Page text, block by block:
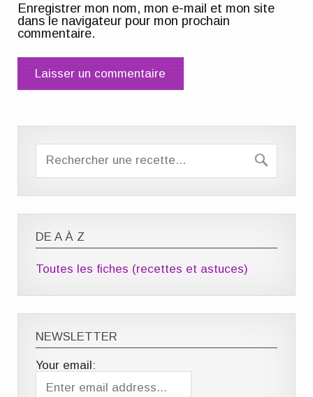
Enregistrer mon nom, mon e-mail et mon site
dans le navigateur pour mon prochain
commentaire.
DE A À Z
Toutes les fiches (recettes et astuces)
NEWSLETTER
Your email: